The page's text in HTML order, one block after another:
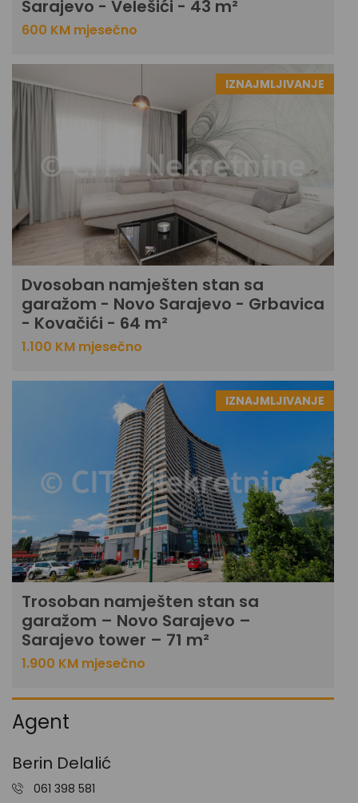
Sarajevo - Velešići - 43 m²
600 KM mjesečno
IZNAJMLJIVANJE
Dvosoban namješten stan sa
garažom - Novo Sarajevo - Grbavica
- Kovačići - 64 m²
1.100 KM mjesečno
IZNAJMLJIVANJE
Trosoban namješten stan sa
garažom – Novo Sarajevo –
Sarajevo tower – 71 m²
1.900 KM mjesečno
Agent
Berin Delalić
061 398 581